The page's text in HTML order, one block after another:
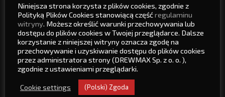
ul. Strzelecka 5
47-230 Kędzierzyn - Koźle
+48 77 481 01 22
+48 77 307 21 50
drewmax@drewmax.net.pl
Niniejsza strona korzysta z plików cookies, zgodnie z
Polityką Plików Cookies stanowiącą częśćregulaminu
witryny. Możesz określić warunki przechowywania lub
dostępu do plików cookies w Twojej przeglądarce. Dalsze
korzystanie z niniejszej witryny oznacza zgodę na
przechowywanie i uzyskiwanie dostępu do plików cookies
przez administratora strony (DREWMAX Sp. z o. o. ),
zgodnie z ustawieniami przeglądarki.
Cookie settings (Polski) Zgoda